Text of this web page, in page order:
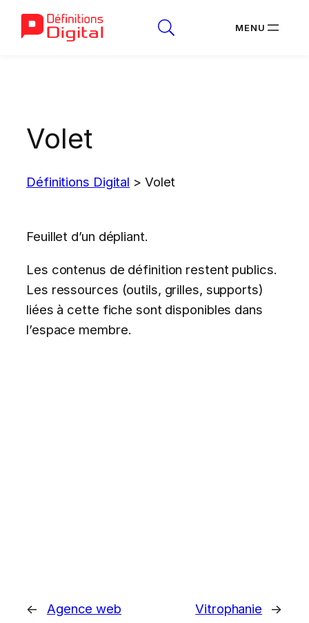
Volet
Définitions Digital > Volet
Feuillet d’un dépliant.
Les contenus de définition restent publics.
Les ressources (outils, grilles, supports)
liées à cette fiche sont disponibles dans
l’espace membre.
← Agence web Vitrophanie →